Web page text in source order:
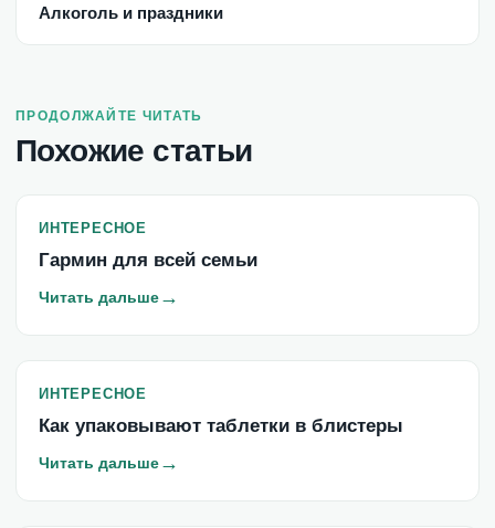
Алкоголь и праздники
ПРОДОЛЖАЙТЕ ЧИТАТЬ
Похожие статьи
ИНТЕРЕСНОЕ
Гармин для всей семьи
Читать дальше→
ИНТЕРЕСНОЕ
Как упаковывают таблетки в блистеры
Читать дальше→